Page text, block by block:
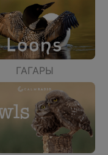
ГАГАРЫ